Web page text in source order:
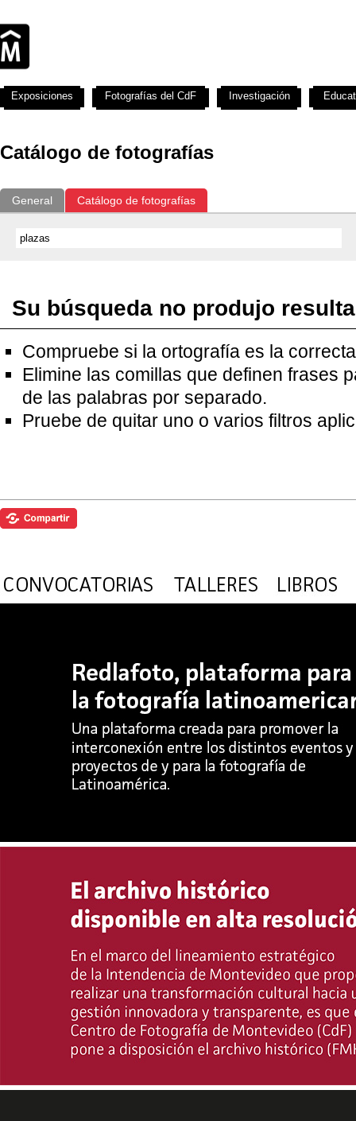
Catálogo de fotografías
General Catálogo de fotografías
Su búsqueda no produjo
Compruebe si la ortografía es la
Elimine las comillas que definen frases
de las palabras por separado.
Pruebe de quitar uno o varios filtros
Exposiciones Fotografías del CdF Investigación